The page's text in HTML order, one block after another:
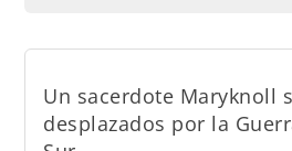
Un sacerdote Maryknoll
desplazados por la